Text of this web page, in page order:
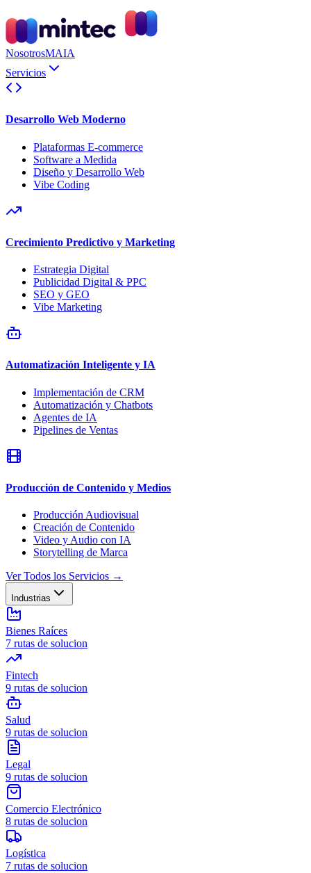
NosotrosMAIA
Servicios
Desarrollo Web Moderno
Plataformas E-commerce
Software a Medida
Diseño y Desarrollo Web
Vibe Coding
Crecimiento Predictivo y Marketing
Estrategia Digital
Publicidad Digital & PPC
SEO y GEO
Vibe Marketing
Automatización Inteligente y IA
Implementación de CRM
Automatización y Chatbots
Agentes de IA
Pipelines de Ventas
Producción de Contenido y Medios
Producción Audiovisual
Creación de Contenido
Video y Audio con IA
Storytelling de Marca
Ver Todos los Servicios →
Industrias
Bienes Raíces
7 rutas de solucion
Fintech
9 rutas de solucion
Salud
9 rutas de solucion
Legal
9 rutas de solucion
Comercio Electrónico
8 rutas de solucion
Logística
7 rutas de solucion